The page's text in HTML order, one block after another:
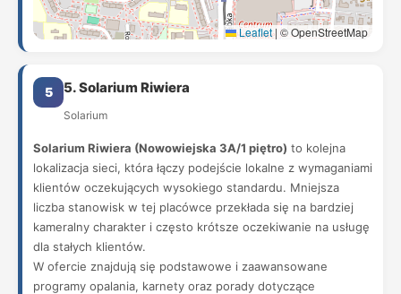
Leaflet | © OpenStreetMap
5 5. Solarium Riwiera
Solarium
Solarium Riwiera (Nowowiejska 3A/1 piętro) to kolejna
lokalizacja sieci, która łączy podejście lokalne z wymaganiami
klientów oczekujących wysokiego standardu. Mniejsza
liczba stanowisk w tej placówce przekłada się na bardziej
kameralny charakter i często krótsze oczekiwanie na usługę
dla stałych klientów.
W ofercie znajdują się podstawowe i zaawansowane
programy opalania, karnety oraz porady dotyczące